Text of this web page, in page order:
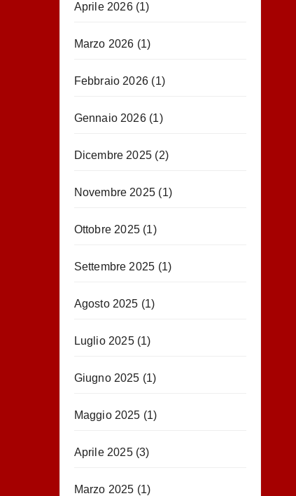
Aprile 2026(1)
Marzo 2026 (1)
Febbraio 2026 (1)
Gennaio 2026(1)
Dicembre 2025 (2)
Novembre 2025 (1)
Ottobre 2025(1)
Settembre 2025 (1)
Agosto 2025 (1)
Luglio 2025(1)
Giugno 2025 (1)
Maggio 2025 (1)
Aprile 2025(3)
Marzo 2025 (1)